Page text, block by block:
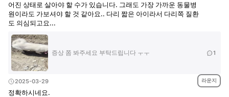
어진 상태로 살아야 할 수가 있습니다. 그래도 가장 가까운 동물병
원이라도 가보셔야 할 것 같아요.. 다리 짧은 아이라서 다리쪽 질환
도 의심되고요...
증상 쫌 봐주세요 부탁드립니다 ㅜㅜ 1
2025-03-29 라운지
정확하시네요.